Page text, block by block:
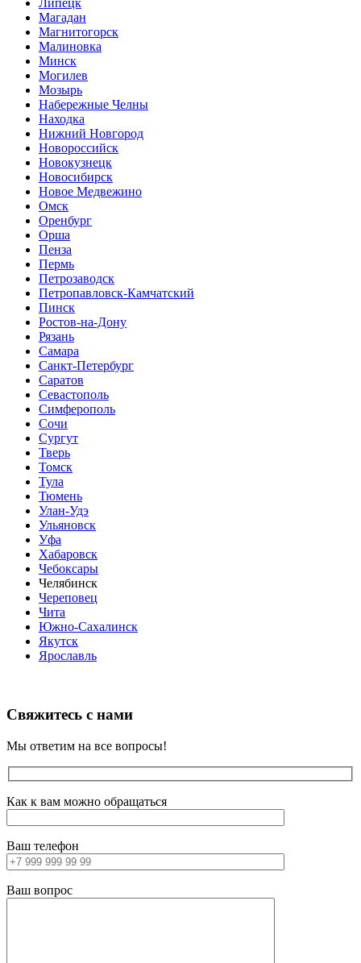
Липецк
Магадан
Магнитогорск
Малиновка
Минск
Могилев
Мозырь
Набережные Челны
Находка
Нижний Новгород
Новороссийск
Новокузнецк
Новосибирск
Новое Медвежино
Омск
Оренбург
Орша
Пенза
Пермь
Петрозаводск
Петропавловск-Камчатский
Пинск
Ростов-на-Дону
Рязань
Самара
Санкт-Петербург
Саратов
Севастополь
Симферополь
Сочи
Сургут
Тверь
Томск
Тула
Тюмень
Улан-Удэ
Ульяновск
Уфа
Хабаровск
Чебоксары
Челябинск
Череповец
Чита
Южно-Сахалинск
Якутск
Ярославль
Свяжитесь с нами
Мы ответим на все вопросы!
Как к вам можно обращаться
Ваш телефон
Ваш вопрос